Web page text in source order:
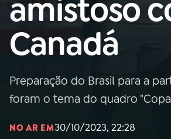
02A RÁDIO
03PROGRAMAÇÃO
04PROGRAMAS
05 PODCASTS
amistoso
Canadá
Preparação do Brasil para a
foram o tema do quadro
NO AR EM30/10/2023, 22:28